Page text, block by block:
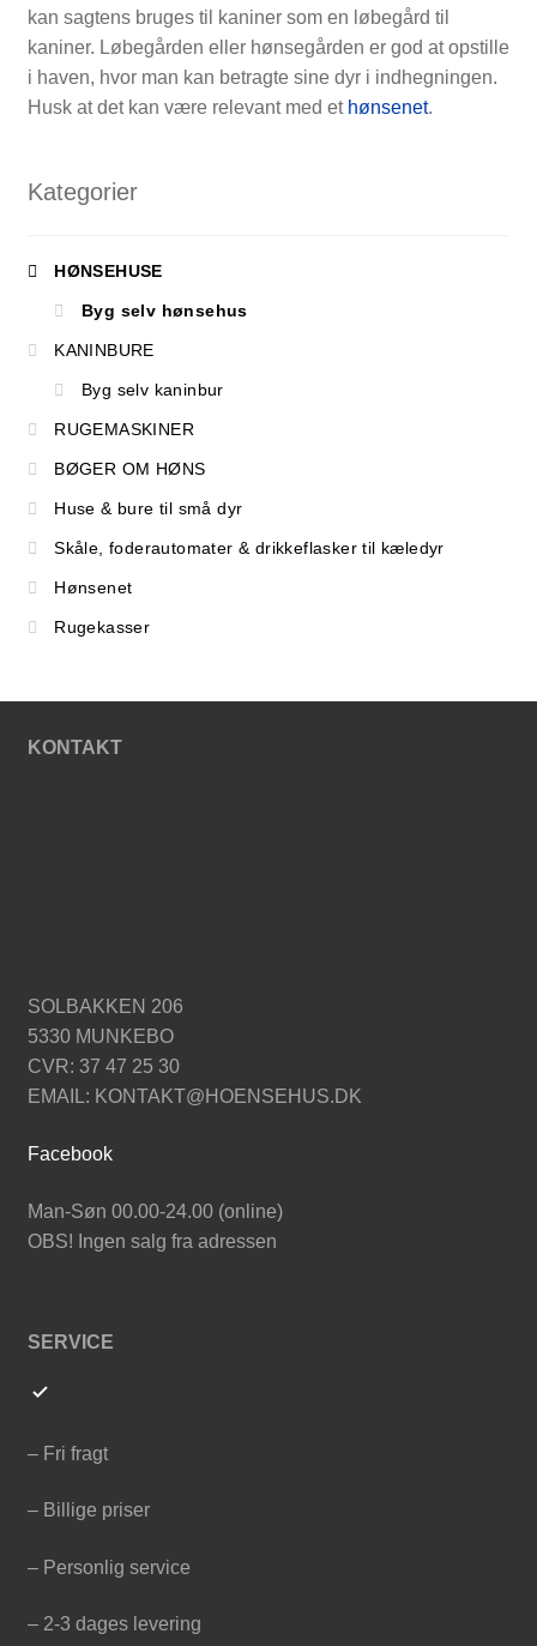
kan sagtens bruges til kaniner som en løbegård til
kaniner. Løbegården eller hønsegården er god at opstille
i haven, hvor man kan betragte sine dyr i indhegningen.
Husk at det kan være relevant med et hønsenet.
Kategorier
HØNSEHUSE
Byg selv hønsehus
KANINBURE
Byg selv kaninbur
RUGEMASKINER
BØGER OM HØNS
Huse & bure til små dyr
Skåle, foderautomater & drikkeflasker til kæledyr
Hønsenet
Rugekasser
KONTAKT
SOLBAKKEN 206
5330 MUNKEBO
CVR: 37 47 25 30
EMAIL: KONTAKT@HOENSEHUS.DK
Facebook
Man-Søn 00.00-24.00 (online)
OBS! Ingen salg fra adressen
SERVICE
– Fri fragt
– Billige priser
– Personlig service
– 2-3 dages levering